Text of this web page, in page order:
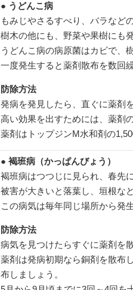
● うどんこ病
もみじやさるすべり、バラなど
樹木の他にも、野菜や果樹にも
うどんこ病の病原菌はカビで、
一度発生すると薬剤散布を数回
防除方法
発病を発見したら、直ぐに薬剤
高い効果を出すためには、薬剤
薬剤はトップジンM水和剤の
● 褐班病（かっぱんびょう）
褐班病はつつじに見られ、春先
被害が大きいと落葉し、垣根な
この病気は毎年同じ場所から発
防除方法
病気を見つけたらすぐに薬剤を
薬剤は発病初期なら銅剤を散布
布しましょう。